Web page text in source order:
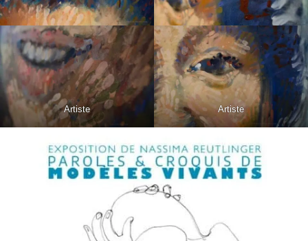
Artiste Artiste